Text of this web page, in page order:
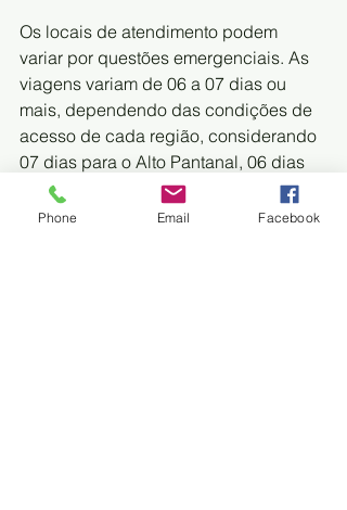
Os locais de atendimento podem
variar por questões emergenciais. As
viagens variam de 06 a 07 dias ou
mais, dependendo das condições de
acesso de cada região, considerando
07 dias para o Alto Pantanal, 06 dias
para o Baixo Pantanal e 07 dias para o
Taquari.
Phone Email Facebook